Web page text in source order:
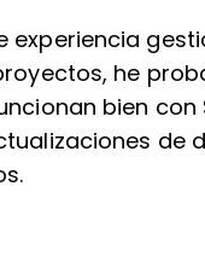
experiencia
he
bien con
de